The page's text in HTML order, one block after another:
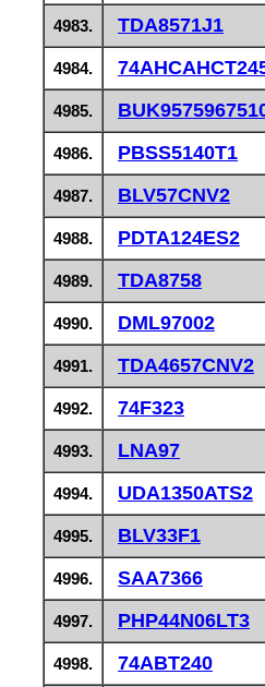
4983. TDA8571J1
4984.
4985.
4986. PBSS5140T1
4987. BLV57CNV2
4988. PDTA124ES2
4989. TDA8758
4990. DML97002
4991. TDA4657CNV2
4992. 74F323
4993. LNA97
4994. UDA1350ATS2
4995. BLV33F1
4996. SAA7366
4997. PHP44N06LT3
4998. 74ABT240